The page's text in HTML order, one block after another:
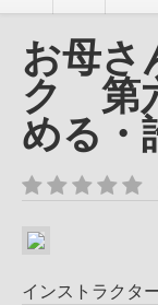
お母さ
ク 第
める・
インストラクタ